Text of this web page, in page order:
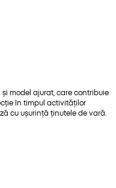
model ajurat, care contribuie
în timpul activităților
cu ușurință ținutele de vară.